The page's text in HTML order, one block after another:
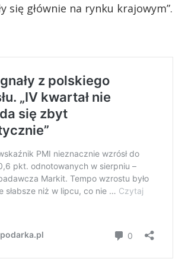
się głównie na rynku krajowym”.